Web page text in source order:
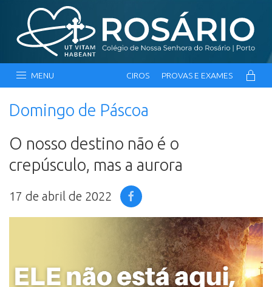
MENU CIROS PROVAS E EXAMES
Domingo de Páscoa
O nosso destino não é o
crepúsculo, mas a aurora
17 de abril de 2022